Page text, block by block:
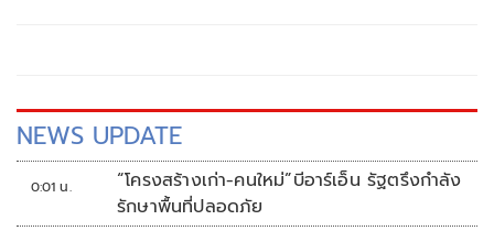
NEWS UPDATE
0:01 น.
“โครงสร้างเก่า-คนใหม่”บีอาร์เอ็น รัฐตรึงกำลัง
รักษาพื้นที่ปลอดภัย